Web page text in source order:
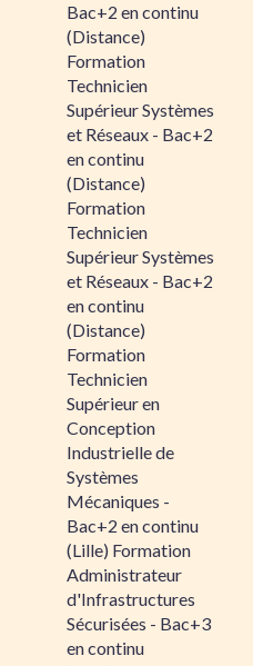
Bac+2 en continu
(Distance)
Formation
Technicien
Supérieur Systèmes
et Réseaux - Bac+2
en continu
(Distance)
Formation
Technicien
Supérieur Systèmes
et Réseaux - Bac+2
en continu
(Distance)
Formation
Technicien
Supérieur en
Conception
Industrielle de
Systèmes
Mécaniques -
Bac+2 en continu
(Lille) Formation
Administrateur
d'Infrastructures
Sécurisées - Bac+3
en continu